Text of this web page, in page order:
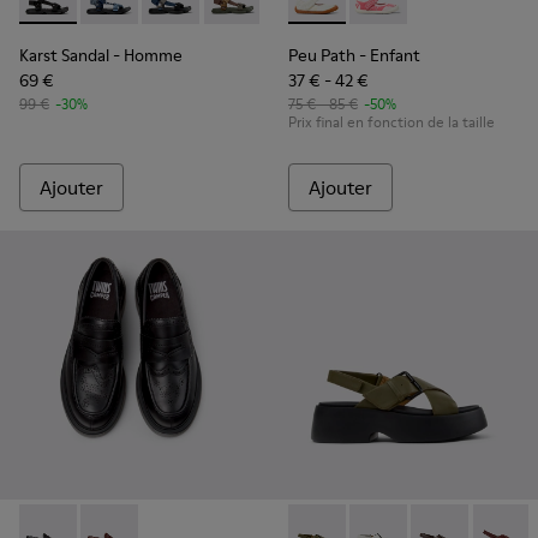
Karst Sandal - K101048-001 - Sandales en textile noires
Karst Sandal - K101048-008
Karst Sandal - K101048-007 - Sandales en
Karst Sandal - K101048-006
Karst Sandal - K101048-003
Karst Sandal - Homme
69 €
99 € -30%
Ajouter
Peu Path - K800692-001 -
Peu Path -
Peu Path - Enfant
37 € - 42 €
75 € - 85 € -50%
Prix final en fonction de la taille
Ajouter